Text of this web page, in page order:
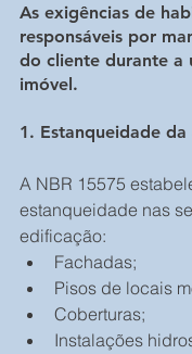
As exigências de
responsáveis por
do cliente durante a
imóvel.
1. Estanqueidade da
A NBR 15575
estanqueidade nas
edificação:
Fachadas;
Pisos de
Coberturas;
Instalações